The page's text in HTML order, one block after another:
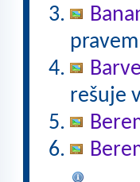
rešuje